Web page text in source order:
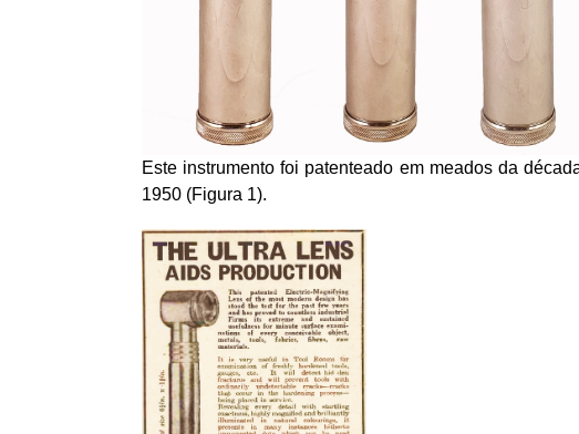
Este instrumento foi patenteado em meados da
1950 (Figura 1).